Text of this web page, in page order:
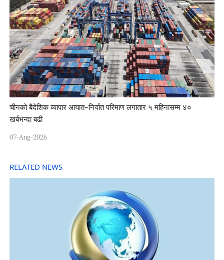
चीनको बैदेशिक व्यापार आयात–निर्यात परिमाण लगातार ५ महिनासम्म ४०
खर्बभन्दा बढी
07-Aug-2026
RELATED NEWS